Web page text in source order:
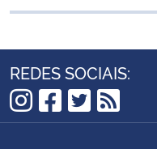
REDES SOCIAIS:
Instagram
Facebook
Twitter
RSS